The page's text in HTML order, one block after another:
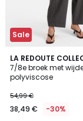
Sale
LA REDOUTE
7/8e broek met
polyviscose
54,99 €
38,49 € -30%
4,8
/ 5
2
Kleuren